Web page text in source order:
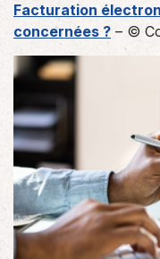
Facturation
concernées ? – ©